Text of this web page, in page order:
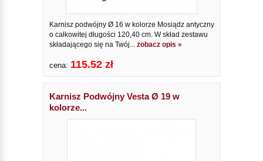
Karnisz podwójny Ø 16 w kolorze Mosiądz antyczny
o całkowitej długości 120,40 cm. W skład zestawu
składającego się na Twój... zobacz opis »
cena: 115.52 zł
Karnisz Podwójny Vesta Ø 19 w
kolorze...